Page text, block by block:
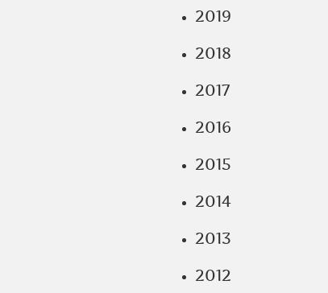
2019
2018
2017
2016
2015
2014
2013
2012